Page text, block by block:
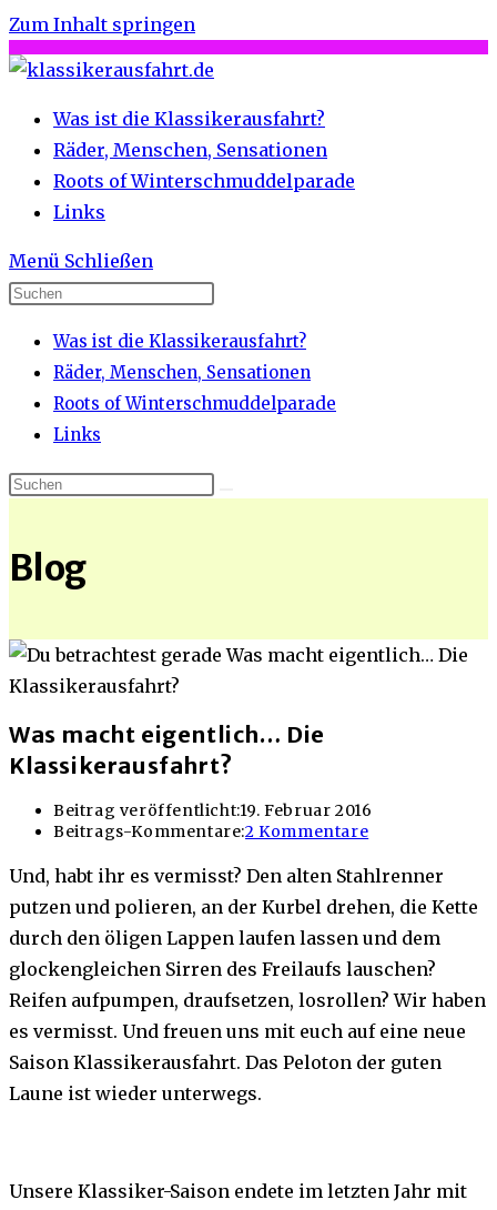
Zum Inhalt springen
Was ist die Klassikerausfahrt?
Räder, Menschen, Sensationen
Roots of Winterschmuddelparade
Links
Menü Schließen
Was ist die Klassikerausfahrt?
Räder, Menschen, Sensationen
Roots of Winterschmuddelparade
Links
Blog
Was macht eigentlich… Die
Klassikerausfahrt?
Beitrag veröffentlicht:19. Februar 2016
Beitrags-Kommentare:2 Kommentare
Und, habt ihr es vermisst? Den alten Stahlrenner
putzen und polieren, an der Kurbel drehen, die Kette
durch den öligen Lappen laufen lassen und dem
glockengleichen Sirren des Freilaufs lauschen?
Reifen aufpumpen, draufsetzen, losrollen? Wir haben
es vermisst. Und freuen uns mit euch auf eine neue
Saison Klassikerausfahrt. Das Peloton der guten
Laune ist wieder unterwegs.
Unsere Klassiker-Saison endete im letzten Jahr mit